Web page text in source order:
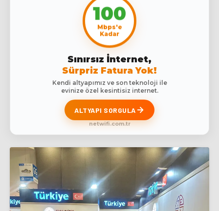
100
Mbps'e
Kadar
Sınırsız İnternet,
Sürpriz Fatura Yok!
Kendi altyapımız ve son teknoloji ile
evinize özel kesintisiz internet.
ALTYAPI SORGULA
netwifi.com.tr